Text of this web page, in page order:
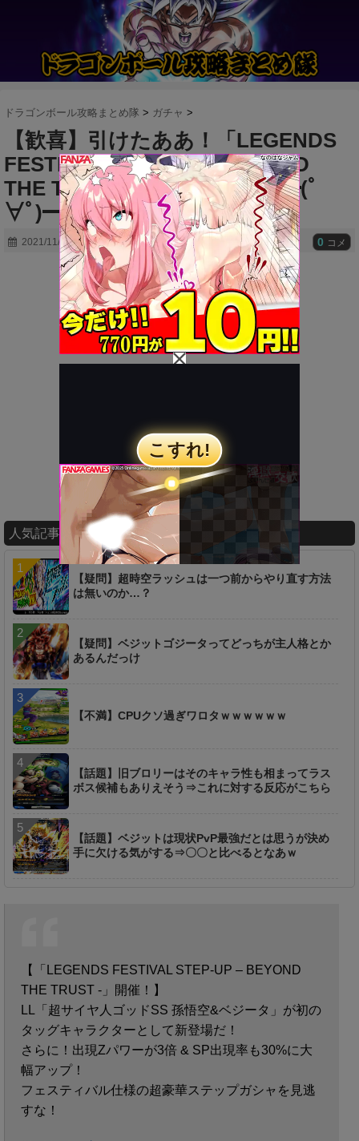
ドラゴンボール攻略まとめ隊 > ガチャ >
【歓喜】引けたああ！「LEGENDS
FESTIVAL STEP-UP – BEYOND
THE TRUST -」開催ｷﾀ━━━━(ﾟ
∀ﾟ)━━━━!!
2021/11/24 0 コメ
人気記事ランキング
【疑問】超時空ラッシュは一つ前からやり直す方法
は無いのか…？
【疑問】ベジットゴジータってどっちが主人格とか
あるんだっけ
【不満】CPUクソ過ぎワロタｗｗｗｗｗｗ
【話題】旧ブロリーはそのキャラ性も相まってラス
ボス候補もありえそう⇒これに対する反応がこちら
【話題】ベジットは現状PvP最強だとは思うが決め
手に欠ける気がする⇒〇〇と比べるとなあｗ
【「LEGENDS FESTIVAL STEP-UP – BEYOND
THE TRUST -」開催！】
LL「超サイヤ人ゴッドSS 孫悟空&ベジータ」が初の
タッグキャラクターとして新登場だ！
さらに！出現Zパワーが3倍 & SP出現率も30%に大
幅アップ！
フェスティバル仕様の超豪華ステップガシャを見逃
すな！